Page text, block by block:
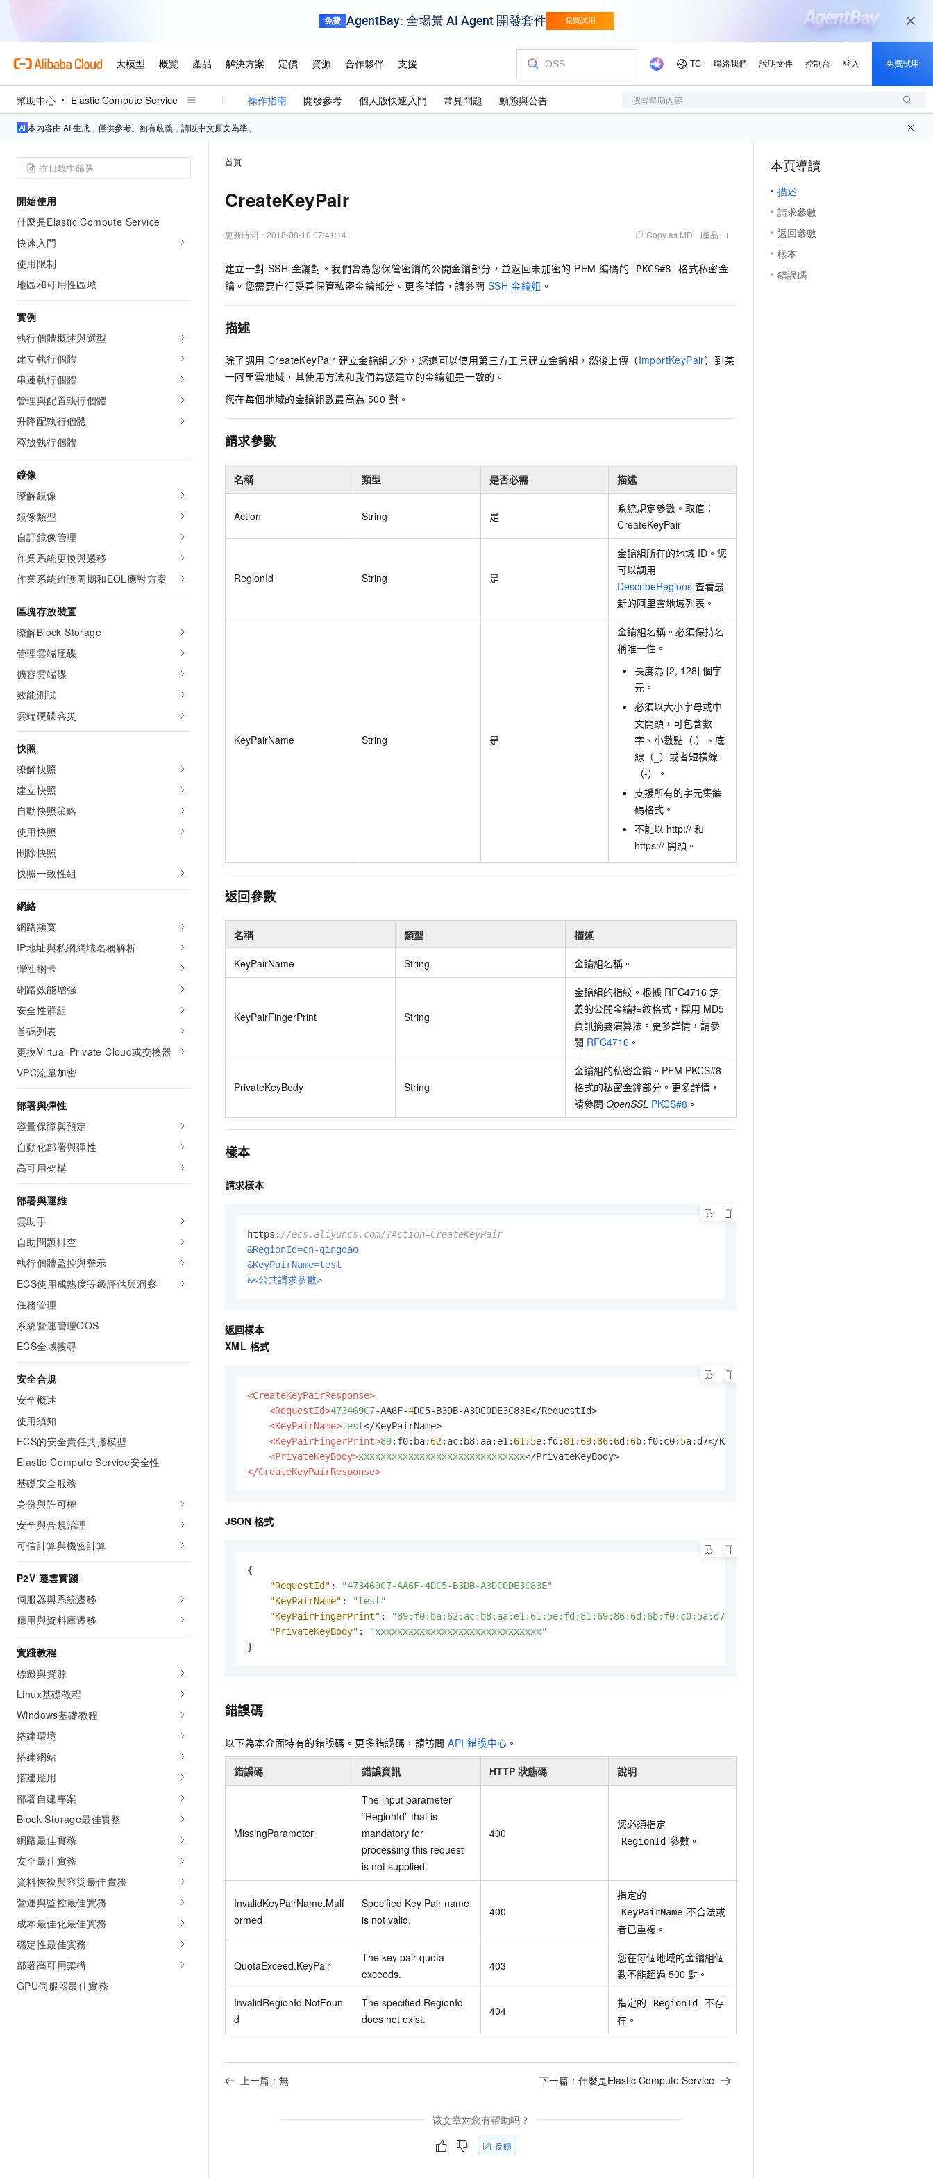
幫助中心 Elastic Compute Service 操作指南 開發參考 個人版快速入門 常見問題 動態與公告 搜尋幫助內容
本內容由 AI 生成，僅供參考。如有歧義，請以中文原文為準。
開始使用
什麼是Elastic Compute Service
快速入門
使用限制
地區和可用性區域
實例
執行個體概述與選型
建立執行個體
串連執行個體
管理與配置執行個體
升降配執行個體
釋放執行個體
鏡像
瞭解鏡像
鏡像類型
自訂鏡像管理
作業系統更換與遷移
作業系統維護周期和EOL應對方案
區塊存放裝置
瞭解Block Storage
管理雲端硬碟
擴容雲端碟
效能測試
雲端硬碟容災
快照
瞭解快照
建立快照
自動快照策略
使用快照
刪除快照
快照一致性組
網絡
網路頻寬
IP地址與私網網域名稱解析
彈性網卡
網路效能增強
安全性群組
首碼列表
更換Virtual Private Cloud或交換器
VPC流量加密
部署與彈性
容量保障與預定
自動化部署與彈性
高可用架構
部署與運維
雲助手
自助問題排查
執行個體監控與警示
ECS使用成熟度等級評估與洞察
任務管理
系統營運管理OOS
ECS全域搜尋
安全合規
安全概述
使用須知
ECS的安全責任共擔模型
Elastic Compute Service安全性
基礎安全服務
身份與許可權
安全與合規治理
可信計算與機密計算
P2V 遷雲實踐
伺服器與系統遷移
應用與資料庫遷移
實踐教程
標籤與資源
Linux基礎教程
Windows基礎教程
搭建環境
搭建網站
搭建應用
部署自建專案
Block Storage最佳實務
網路最佳實務
安全最佳實務
資料恢複與容災最佳實務
營運與監控最佳實務
成本最佳化最佳實務
穩定性最佳實務
部署高可用架構
GPU伺服器最佳實務
首頁
CreateKeyPair
更新時間： 2018-08-10 07:41:14 Copy as MD 產品
建立一對 SSH 金鑰對。我們會為您保管密鑰的公開金鑰部分，並返回未加密的 PEM 編碼的 PKCS#8
格式私密金
鑰。您需要自行妥善保管私密金鑰部分。更多詳情，請參閱 SSH 金鑰組 。
描述
除了調用 CreateKeyPair 建立金鑰組之外，您還可以使用第三方工具建立金鑰組，然後上傳（ImportKeyPair）到某
一阿里雲地域，其使用方法和我們為您建立的金鑰組是一致的。
您在每個地域的金鑰組數最高為 500 對。
請求參數
名稱 類型 是否必需 描述
Action String 是
系統規定參數。取值：
CreateKeyPair
RegionId String 是
金鑰組所在的地域 ID。您
可以調用
DescribeRegions 查看最
新的阿里雲地域列表。
KeyPairName String 是
金鑰組名稱。必須保持名
稱唯一性。
長度為 [2, 128] 個字
元。
必須以大小字母或中
文開頭，可包含數
字、小數點（.）、底
線（_）或者短橫線
（-）。
支援所有的字元集編
碼格式。
不能以 http:// 和
https:// 開頭。
返回參數
名稱 類型 描述
KeyPairName String 金鑰組名稱。
KeyPairFingerPrint String
金鑰組的指紋。根據 RFC4716 定
義的公開金鑰指紋格式，採用 MD5
資訊摘要演算法。更多詳情，請參
閱 RFC4716 。
PrivateKeyBody String
金鑰組的私密金鑰。PEM PKCS#8
格式的私密金鑰部分。更多詳情，
請參閱 OpenSSL PKCS#8 。
樣本
請求樣本
https: //ecs.aliyuncs.com/?Action=CreateKeyPair
&RegionId=cn-qingdao
&KeyPairName=test
&<公共請求參數>
返回樣本
XML 格式
<CreateKeyPairResponse>
<RequestId>473469C7-AA6F-4DC5-B3DB-A3DC0DE3C83E</RequestId>
<KeyPairName>test</KeyPairName>
<KeyPairFingerPrint>89:f0:ba: 62:ac:b8:aa:e1: 61 : 5e:fd: 81 : 69: 86: 6d: 6b:f0:c0: 5a:d7</KeyPairFingerPrint>
<PrivateKeyBody>xxxxxxxxxxxxxxxxxxxxxxxxxxxxxx
</CreateKeyPairResponse>
JSON 格式
{
"RequestId" :
"473469C7-AA6F-4DC5-B3DB-A3DC0DE3C83E"
"KeyPairName" :
"test"
"KeyPairFingerPrint" :
"89:f0:ba:62:ac:b8:aa:e1:61:5e:fd:81:69:86:6d:6b:f0:c0:5a:d7"
"PrivateKeyBody" :
"xxxxxxxxxxxxxxxxxxxxxxxxxxxxxx"
}
錯誤碼
以下為本介面特有的錯誤碼。更多錯誤碼，請訪問API 錯誤中心 。
錯誤碼 錯誤資訊 HTTP 狀態碼 說明
MissingParameter
The input parameter
“RegionId” that is
mandatory for
processing this request
is not supplied.
400
您必須指定
RegionId 參數。
InvalidKeyPairName.Malf
ormed
Specified Key Pair name
is not valid.
400
指定的
KeyPairName 不合法或
者已重複。
QuotaExceed.KeyPair
The key pair quota
exceeds.
403
您在每個地域的金鑰組個
數不能超過 500 對。
InvalidRegionId.NotFoun
d
The specified RegionId
does not exist.
404
指定的 RegionId
不存
在。
上一篇：無 下一篇： 什麼是Elastic Compute Service
该文章对您有帮助吗？
反饋
本頁導讀
描述
請求參數
返回參數
樣本
錯誤碼